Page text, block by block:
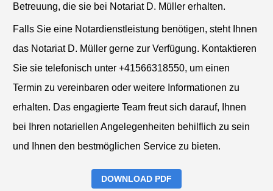
Betreuung, die sie bei Notariat D. Müller erhalten.
Falls Sie eine Notardienstleistung benötigen, steht Ihnen
das Notariat D. Müller gerne zur Verfügung. Kontaktieren
Sie sie telefonisch unter +41566318550, um einen
Termin zu vereinbaren oder weitere Informationen zu
erhalten. Das engagierte Team freut sich darauf, Ihnen
bei Ihren notariellen Angelegenheiten behilflich zu sein
und Ihnen den bestmöglichen Service zu bieten.
DOWNLOAD PDF